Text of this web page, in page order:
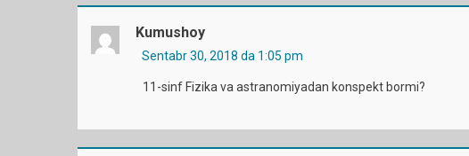
Kumushoy
Sentabr 30, 2018 da 1:05 pm
11-sinf Fizika va astranomiyadan konspekt bormi?